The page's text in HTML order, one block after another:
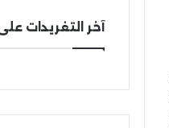
آخر التغريدات